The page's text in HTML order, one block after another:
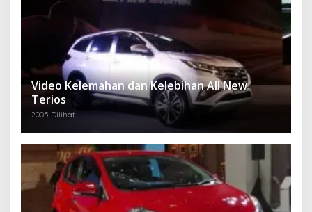
Video Kelemahan dan Kelebihan All New
Terios
2005 Dilihat